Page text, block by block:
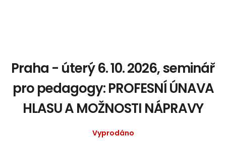
Praha - úterý 6. 10. 2026, seminář
pro pedagogy: PROFESNÍ ÚNAVA
HLASU A MOŽNOSTI NÁPRAVY
Vyprodáno